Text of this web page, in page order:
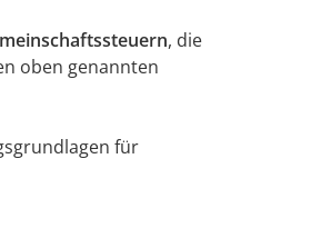
, die
oben genannten
für